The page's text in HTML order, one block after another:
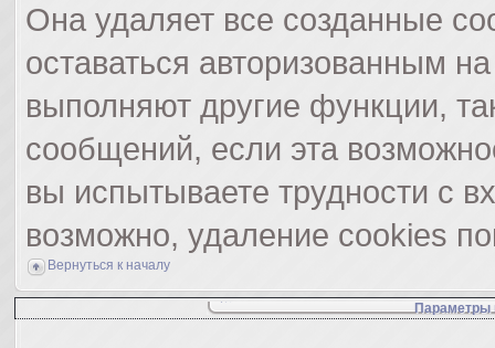
Она удаляет все созданные
оставаться авторизованным
выполняют другие функции,
сообщений, если эта
вы испытываете трудности с
возможно, удаление cookies
Вернуться к началу
Параметры